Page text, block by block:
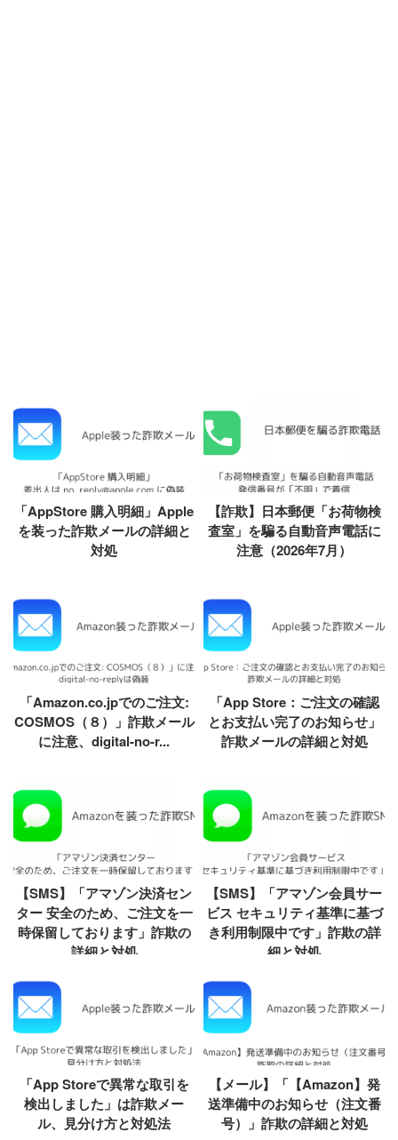
「AppStore 購入明細」Apple
を装った詐欺メールの詳細と
対処
【詐欺】日本郵便「お荷物検
査室」を騙る自動音声電話に
注意（2026年7月）
「Amazon.co.jpでのご注文:
COSMOS（８）」詐欺メール
に注意、digital-no-r...
「App Store：ご注文の確認
とお支払い完了のお知らせ」
詐欺メールの詳細と対処
【SMS】「アマゾン決済セン
ター 安全のため、ご注文を一
時保留しております」詐欺の
詳細と対処
【SMS】「アマゾン会員サー
ビス セキュリティ基準に基づ
き利用制限中です」詐欺の詳
細と対処
「App Storeで異常な取引を
検出しました」は詐欺メー
ル、見分け方と対処法
【メール】「【Amazon】発
送準備中のお知らせ（注文番
号）」詐欺の詳細と対処